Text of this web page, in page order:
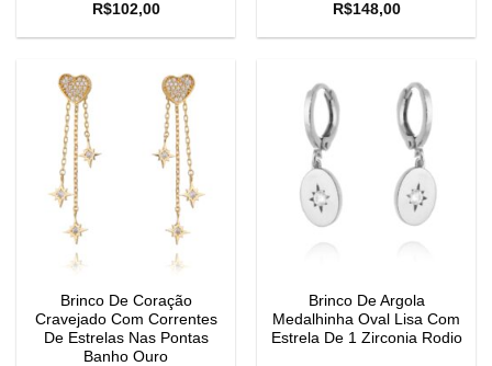
R$102,00
R$148,00
Brinco De Coração
Cravejado Com Correntes
De Estrelas Nas Pontas
Banho Ouro
Brinco De Argola
Medalhinha Oval Lisa Com
Estrela De 1 Zirconia Rodio